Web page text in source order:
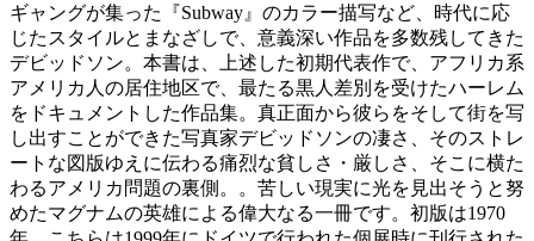
ギャングが集った『Subway』のカラー描写など、時代に応
じたスタイルとまなざしで、意義深い作品を多数残してきた
デビッドソン。本書は、上述した初期代表作で、アフリカ系
アメリカ人の居住地区で、最たる黒人差別を受けたハーレム
をドキュメントした作品集。真正面から彼らをそして街を写
し出すことができた写真家デビッドソンの凄さ、そのストレ
ートな図版ゆえに伝わる痛烈な貧しさ・厳しさ、そこに横た
わるアメリカ問題の裏側。。苦しい現実に光を見出そうと努
めたマグナムの英雄による偉大なる一冊です。初版は1970